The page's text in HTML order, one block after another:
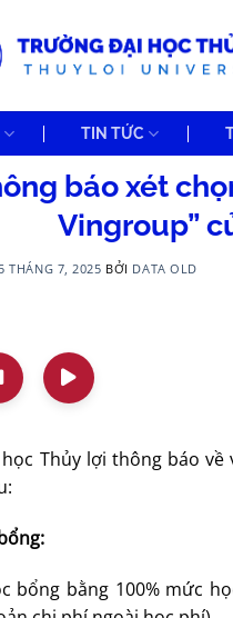
TIN TỨC
báo xét
Vingroup”
THÁNG 7, 2025 BỞI DATA OLD
Thủy lợi thông báo
bổng bằng 100% mức